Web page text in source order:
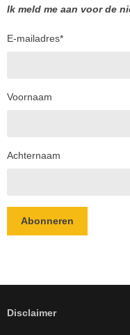
Ik meld me aan voor de
E-mailadres*
Voornaam
Achternaam
Abonneren
Disclaimer